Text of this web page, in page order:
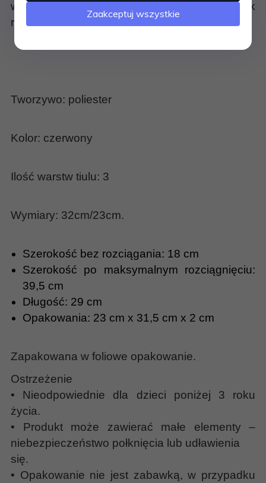
więc nałożenie do niej kryjących rajstop tak jak
robią to baletnice.
Tworzywo: poliester
Kolor: czerwony
Ilość warstw tiulu: 3
Wymiary: 32cm/23cm.
Szerokość bez rozciągania: 18 cm
Szerokość po maksymalnym rozciągnięciu:
39,5 cm
Długość: 29 cm
Opakowania: 23 cm x 31,5 cm x 2 cm
Zapakowana w foliowe opakowanie.
Ostrzeżenie
• Nieodpowiednie dla dzieci poniżej 3 roku
życia.
• Produkt może zawierać małe elementy –
niebezpieczeństwo połknięcia lub udławienia
się.
• Opakowanie nie jest zabawką, w przypadku
Zaakceptuj wszystkie